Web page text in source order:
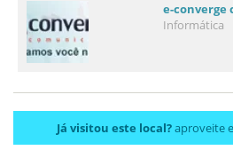
e-converge
Informática
Já visitou este local?aproveite